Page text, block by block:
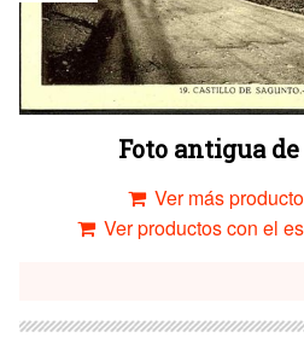
Foto antigua de
Ver más
Ver productos con el